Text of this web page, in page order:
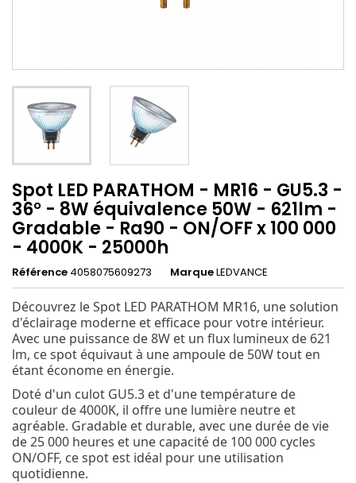
Spot LED PARATHOM - MR16 - GU5.3 -
36° - 8W équivalence 50W - 621lm -
Gradable - Ra90 - ON/OFF x 100 000
- 4000K - 25000h
Référence 4058075609273 MarqueLEDVANCE
Découvrez le Spot LED PARATHOM MR16, une solution
d'éclairage moderne et efficace pour votre intérieur.
Avec une puissance de 8W et un flux lumineux de 621
lm, ce spot équivaut à une ampoule de 50W tout en
étant économe en énergie.
Doté d'un culot GU5.3 et d'une température de
couleur de 4000K, il offre une lumière neutre et
agréable. Gradable et durable, avec une durée de vie
de 25 000 heures et une capacité de 100 000 cycles
ON/OFF, ce spot est idéal pour une utilisation
quotidienne.